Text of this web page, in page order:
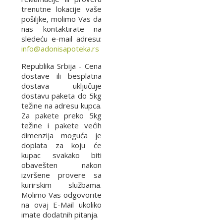
trenutne lokacije vaše
pošiljke, molimo Vas da
nas kontaktirate na
sledeću e-mail adresu:
info@adonisapoteka.rs
Republika Srbija - Cena
dostave ili besplatna
dostava uključuje
dostavu paketa do 5kg
težine na adresu kupca.
Za pakete preko 5kg
težine i pakete većih
dimenzija moguća je
doplata za koju će
kupac svakako biti
obavešten nakon
izvršene provere sa
kurirskim službama.
Molimo Vas odgovorite
na ovaj E-Mail ukoliko
imate dodatnih pitanja.